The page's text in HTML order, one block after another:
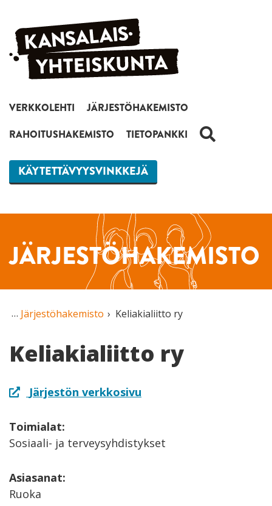
Siirry sisältöön
VERKKOLEHTI
JÄRJESTÖHAKEMISTO
RAHOITUSHAKEMISTO
TIETOPANKKI HAKU
KÄYTETTÄVYYSVINKKEJÄ
JÄRJESTÖHAKEMISTO
Järjestöhakemisto Keliakialiitto ry
Keliakialiitto ry
Järjestön verkkosivu
Toimialat:
Sosiaali- ja terveysyhdistykset
Asiasanat:
Ruoka